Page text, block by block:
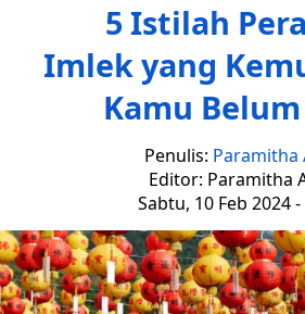
5 Istilah
Imlek yang
Kamu
Penulis: Paramitha
Editor: Paramitha
Sabtu, 10 Feb 2024